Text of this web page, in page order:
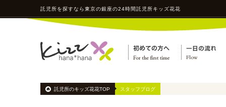
託児所を探すなら東京の銀座の24時間託児所キッズ花花
託児所のキッズ花花TOP スタッフブログ